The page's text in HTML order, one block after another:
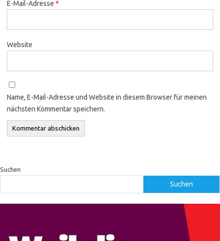
E-Mail-Adresse *
Website
Name, E-Mail-Adresse und Website in diesem Browser für meinen
nächsten Kommentar speichern.
Suchen
Suchen